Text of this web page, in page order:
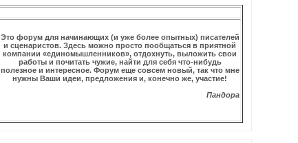
Это форум для начинающих (и уже более опытных) писателей
и сценаристов. Здесь можно просто пообщаться в приятной
компании «единомышленников», отдохнуть, выложить свои
работы и почитать чужие, найти для себя что-нибудь
полезное и интересное. Форум еще совсем новый, так что мне
нужны Ваши идеи, предложения и, конечно же, участие!
Пандора